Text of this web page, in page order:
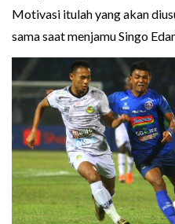
Motivasi itulah yang akan
sama saat menjamu Singo